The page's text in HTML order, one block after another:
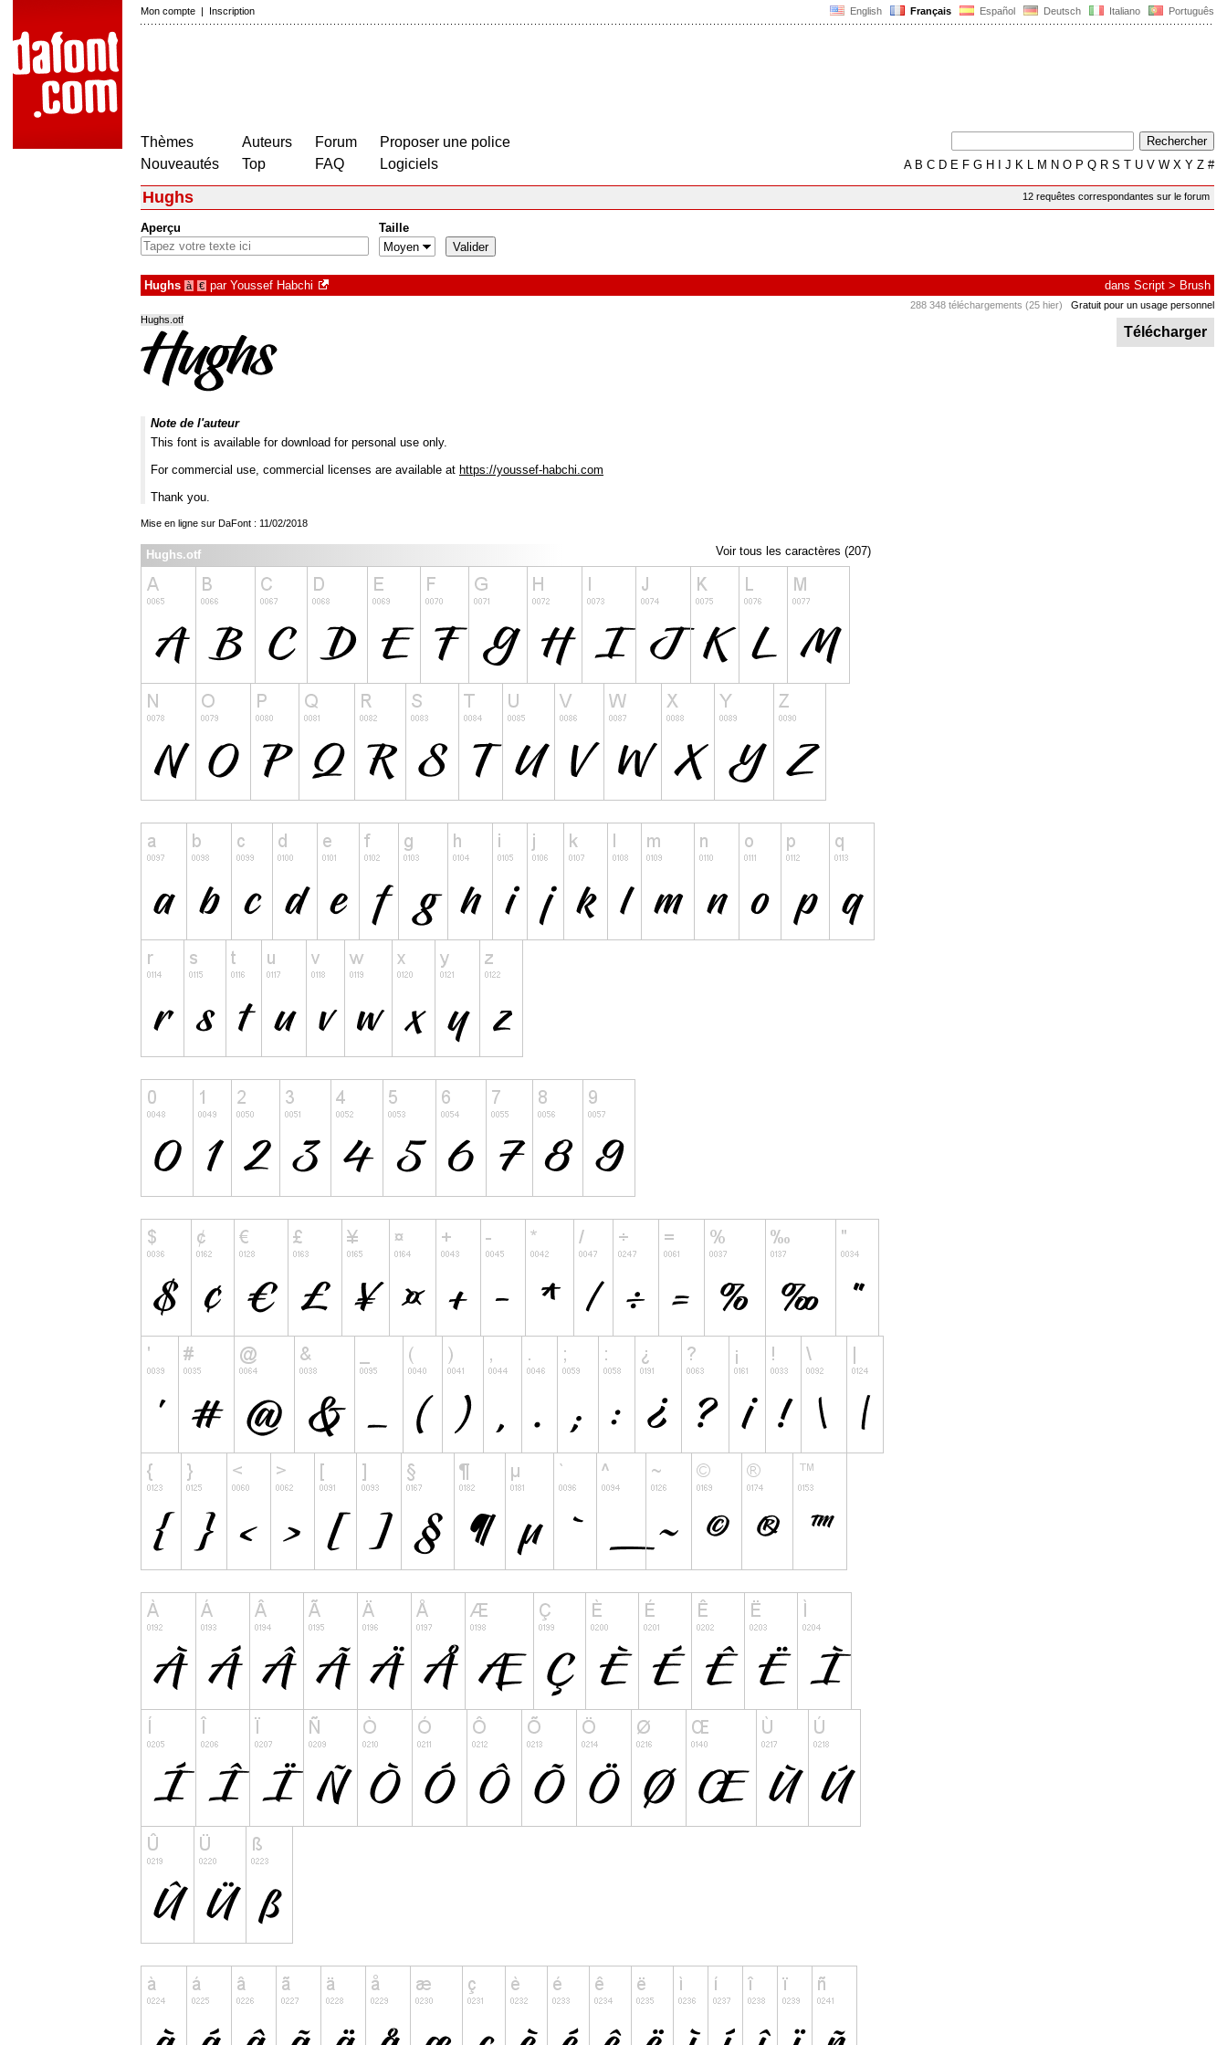
English Français Español Deutsch Italiano Português
Mon compte | Inscription
Thèmes
Nouveautés
Auteurs
Top
Forum
FAQ
Proposer une police
Logiciels
AB C D E F G H J K L M N O P Q R S T U V W X Y Z #
12 requêtes correspondantes sur le forum
Hughs
Aperçu Taille
Hughs à € par Youssef Habchi dans Script > Brush
288 348 téléchargements (25 hier) Gratuit pour un usage personnel
Télécharger
Hughs.otf
Note de l'auteur
This font is available for download for personal use only.
For commercial use, commercial licenses are available at https://youssef-habchi.com
Thank you.
Mise en ligne sur DaFont : 11/02/2018
Voir tous les caractères (207)
Hughs.otf